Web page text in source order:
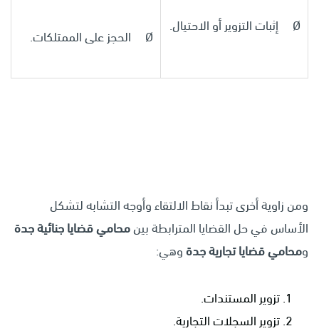
Ø إثبات التزوير أو الاحتيال.
Ø الحجز على الممتلكات.
ومن زاوية أخرى تبدأ نقاط الالتقاء وأوجه التشابه لتشكل
الأساس في حل القضايا المترابطة بينمحامي قضايا جنائية جدة
ومحامي قضايا تجارية جدةوهي:
تزوير المستندات.
تزوير السجلات التجارية.